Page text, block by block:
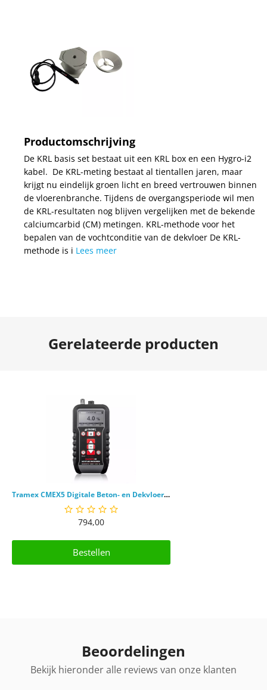
Productomschrijving
De KRL basis set bestaat uit een KRL box en een Hygro-i2
kabel. De KRL-meting bestaat al tientallen jaren, maar
krijgt nu eindelijk groen licht en breed vertrouwen binnen
de vloerenbranche. Tijdens de overgangsperiode wil men
de KRL-resultaten nog blijven vergelijken met de bekende
calciumcarbid (CM) metingen. KRL-methode voor het
bepalen van de vochtconditie van de dekvloer De KRL-
methode is i Lees meer
Gerelateerde producten
Tramex CMEX5 Digitale Beton- en Dekvloer Vochtmeter
794,00
Bestellen
Beoordelingen
Bekijk hieronder alle reviews van onze klanten